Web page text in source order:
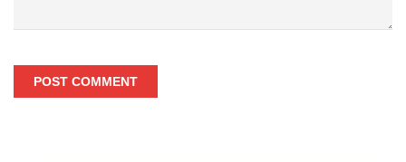
POST COMMENT